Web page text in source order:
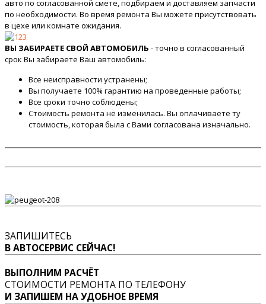
авто по согласованной смете, подбираем и доставляем запчасти
по необходимости. Во время ремонта Вы можете присутствовать
в цехе или комнате ожидания.
ВЫ ЗАБИРАЕТЕ СВОЙ АВТОМОБИЛЬ - точно в согласованный
срок Вы забираете Ваш автомобиль:
Все неисправности устранены;
Вы получаете 100% гарантию на проведенные работы;
Все сроки точно соблюдены;
Стоимость ремонта не изменилась. Вы оплачиваете ту
стоимость, которая была с Вами согласована изначально.
ЗАПИШИТЕСЬ
В АВТОСЕРВИС СЕЙЧАС!
ВЫПОЛНИМ РАСЧЁТ
СТОИМОСТИ РЕМОНТА ПО ТЕЛЕФОНУ
И ЗАПИШЕМ НА УДОБНОЕ ВРЕМЯ